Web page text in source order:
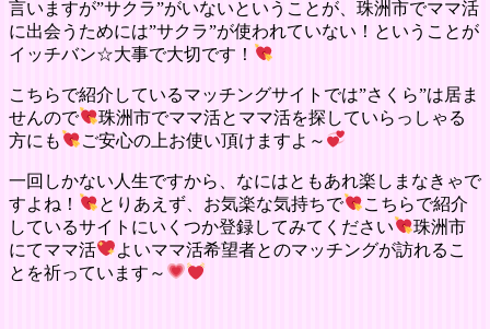
言いますが”サクラ”がいないということが、珠洲市でママ活
に出会うためには”サクラ”が使われていない！ということが
イッチバン☆大事で大切です！
こちらで紹介しているマッチングサイトでは”さくら”は居ま
せんので
珠洲市でママ活とママ活を探していらっしゃる
方にも
ご安心の上お使い頂けますよ～
一回しかない人生ですから、なにはともあれ楽しまなきゃで
すよね！
とりあえず、お気楽な気持ちで
こちらで紹介
しているサイトにいくつか登録してみてください
珠洲市
にてママ活
よいママ活希望者とのマッチングが訪れるこ
とを祈っています～